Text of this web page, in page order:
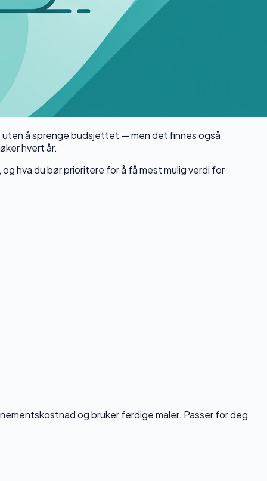
å sprenge budsjettet — men det finnes også
hvert år.
hva du bør prioritere for å få mest mulig verdi for
og bruker ferdige maler. Passer for deg